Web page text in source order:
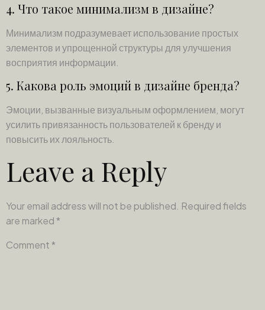
4. Что такое минимализм в дизайне?
Минимализм подразумевает использование простых
элементов и упрощенной структуры для улучшения
восприятия информации.
5. Какова роль эмоций в дизайне бренда?
Эмоции, вызванные визуальным оформлением, могут
усилить привязанность пользователей к бренду и
повысить их лояльность.
Leave a Reply
Your email address will not be published. Required fields
are marked*
Comment*